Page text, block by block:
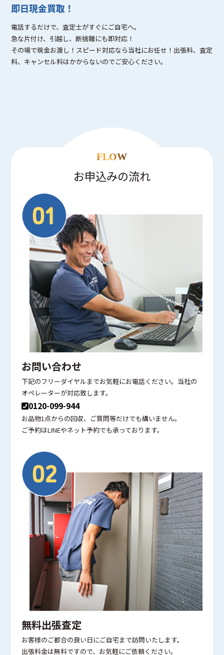
即日現金買取！
電話するだけで、査定士がすぐにご自宅へ。
急な片付け、引越し、断捨離にも即対応！
その場で現金お渡し！スピード対応なら当社にお任せ！出張料、査定
料、キャンセル料はかからないのでご安心ください。
FLOW
お申込みの流れ
お問い合わせ
下記のフリーダイヤルまでお気軽にお電話ください。当社の
オペレーターが対応致します。
0120-099-944
お品物1点からの回収、ご質問等だけでも構いません。
ご予約はLINEやネット予約でも承っております。
無料出張査定
お客様のご都合の良い日にご自宅まで訪問いたします。
出張料金は無料ですので、お気軽にご依頼ください。